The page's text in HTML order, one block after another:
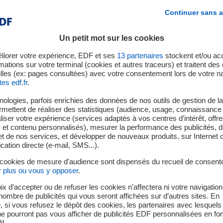
dont l’ambition est de
fédérer une communauté
en alliant souveraineté, confiance et frugalité.
de la recherche et de l’industrie, des fournisseurs de
intelligents : la R&D d’EDF, Adagos, Airbus, ArcelorMittal,
Ezako, HawAI.tech, Inria, Kalray, MBDA, ONERA, Pulse
est dedévelopper la première plateforme logicielle
effet, dans un contexte d’augmentation significative des
d’un outillage performant pour l’optimisation et le
par la fondation Eclipse et nommée « AIDGE », permet
et efficients tout en tenant compte de l’environnement
d'outils et de fonctionnalités qui permettent de
modèles, de sélectionner la meilleure cible matérielle et
le modèle de programmation adapté.
intérieure sur les sites de
groupe EDF
Continuer sans
Un petit mot sur les cookies
votre expérience, EDF et ses 13 partenaires stockent et/ou
sur votre terminal (cookies et autres traceurs) et traitent des
(ex: pages consultées) avec votre consentement lors de votre
edf.fr.
parfois enrichies des données de nos outils de gestion de
de réaliser des statistiques (audience, usage,
votre expérience (services adaptés à vos centres d’intérêt,
et contenu personnalisés), mesurer la performance des publicités,
de nos services, et développer de nouveaux produits, sur Internet
directe (e-mail, SMS...).
de mesure d'audience sont dispensés du recueil de
plus ou vous y opposer.
d’accepter ou de refuser les cookies n’affectera ni votre
de publicités qui vous seront affichées sur d’autres sites. En
si vous refusez le dépôt des cookies, les partenaires avec
pourront pas vous afficher de publicités EDF personnalisées en